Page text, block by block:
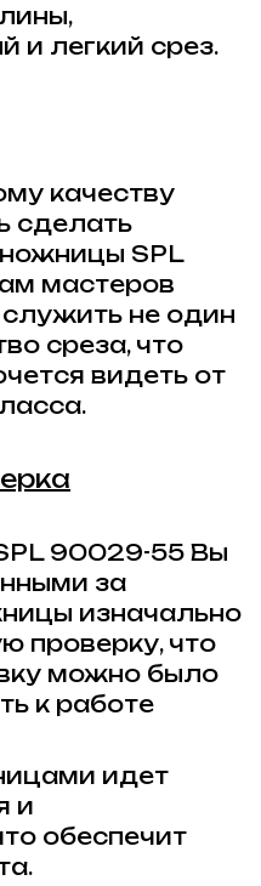
и легкий срез.
качеству
сделать
ножницы SPL
мастеров
служить не один
среза, что
видеть от
90029-55 Вы
за
изначально
проверку, что
можно было
к работе
идет
и
обеспечит